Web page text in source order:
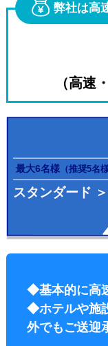
弊社は高
（高速
スタンダード
最大6名様 （推奨5名様
◆基本的に高
◆ホテルや施
外でもご送迎